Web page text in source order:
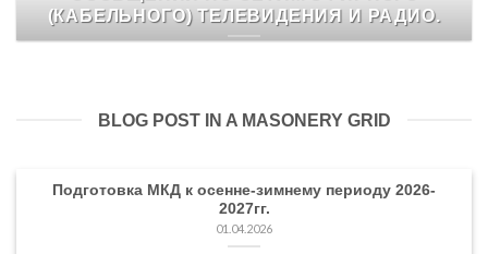
(КАБЕЛЬНОГО) ТЕЛЕВИДЕНИЯ И РАДИО.
BLOG POST IN A MASONERY GRID
Подготовка МКД к осенне-зимнему периоду 2026-
2027гг.
01.04.2026